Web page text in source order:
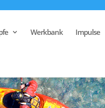
Werkbank Impulse